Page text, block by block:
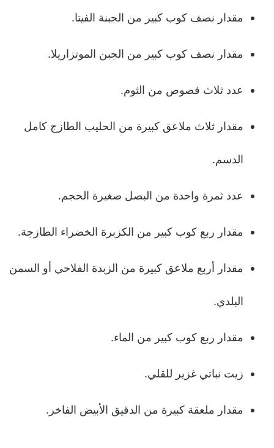
مقدار نصف كوب كبير من الجبنة الفيتا.
مقدار نصف كوب كبير من الجبن الموتزاريلا.
عدد ثلاث فصوص من الثوم.
مقدار ثلاث ملاعق كبيرة من الحليب الطازج كامل
الدسم.
عدد ثمرة واحدة من البصل صغيرة الحجم.
مقدار ربع كوب كبير من الكزبرة الخضراء الطازجة.
مقدار أربع ملاعق كبيرة من الزبدة الفلاحي أو السمن
البلدي.
مقدار ربع كوب كبير من الماء.
زيت نباتي غزير للقلي.
مقدار ملعقة كبيرة من الدقيق الأبيض الفاخر.